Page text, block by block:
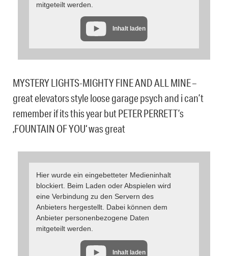
mitgeteilt werden.
Inhalt laden
MYSTERY LIGHTS-MIGHTY FINE AND ALL MINE –
great elevators style loose garage psych and i can’t
remember if its this year but PETER PERRETT’s
‚FOUNTAIN OF YOU‘ was great
Hier wurde ein eingebetteter Medieninhalt
blockiert. Beim Laden oder Abspielen wird
eine Verbindung zu den Servern des
Anbieters hergestellt. Dabei können dem
Anbieter personenbezogene Daten
mitgeteilt werden.
Inhalt laden